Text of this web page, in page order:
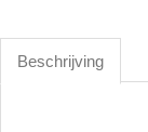
Beschrijving